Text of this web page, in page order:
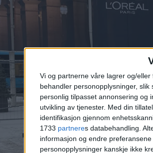
Vi og partnerne våre lagrer og/
behandler personopplysninger,
personlig tilpasset annonsering og
utvikling av tjenester. Med din
identifikasjon gjennom
1733 partneres databehandling.
informasjon og endre
personopplysninger kanskje ikke